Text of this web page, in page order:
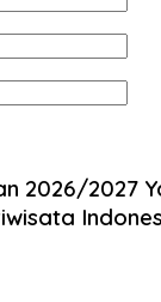
2026/2027